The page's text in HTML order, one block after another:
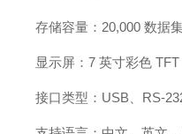
存储容量：20,000 数据
显示屏：7 英寸彩色
接口类型：USB、RS-